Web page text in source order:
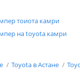
тоиота камри
на toyota камри
Toyota в Астане